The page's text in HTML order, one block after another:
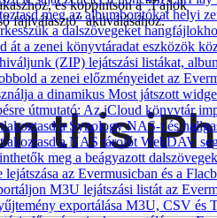
meg az albumborítókat helyi
a dalszövegeket
át a zenei könyvtáradat eszközök
(ZIP) lejátszási listákat,
a zenei előzményeidet az
a dinamikus Most játszott
útmutató: Az iCloud könyvtár
a Synology NAS-t és
a NAS tárolót WebDAV
meg a beágyazott
lejátszása az Evermusicban és a
M3U lejátszási listát az
exportálása M3U, CSV és
és koppintson a “Fájlok
fájlválasztó” aktiválásához.